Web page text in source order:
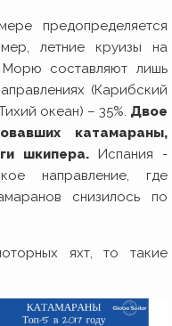
предопределяется
летние круизы на
составляют лишь
(Карибский
океан) – 35%. Двое
катамараны,
шкипера. Испания -
направление, где
снизилось по
яхт, то такие